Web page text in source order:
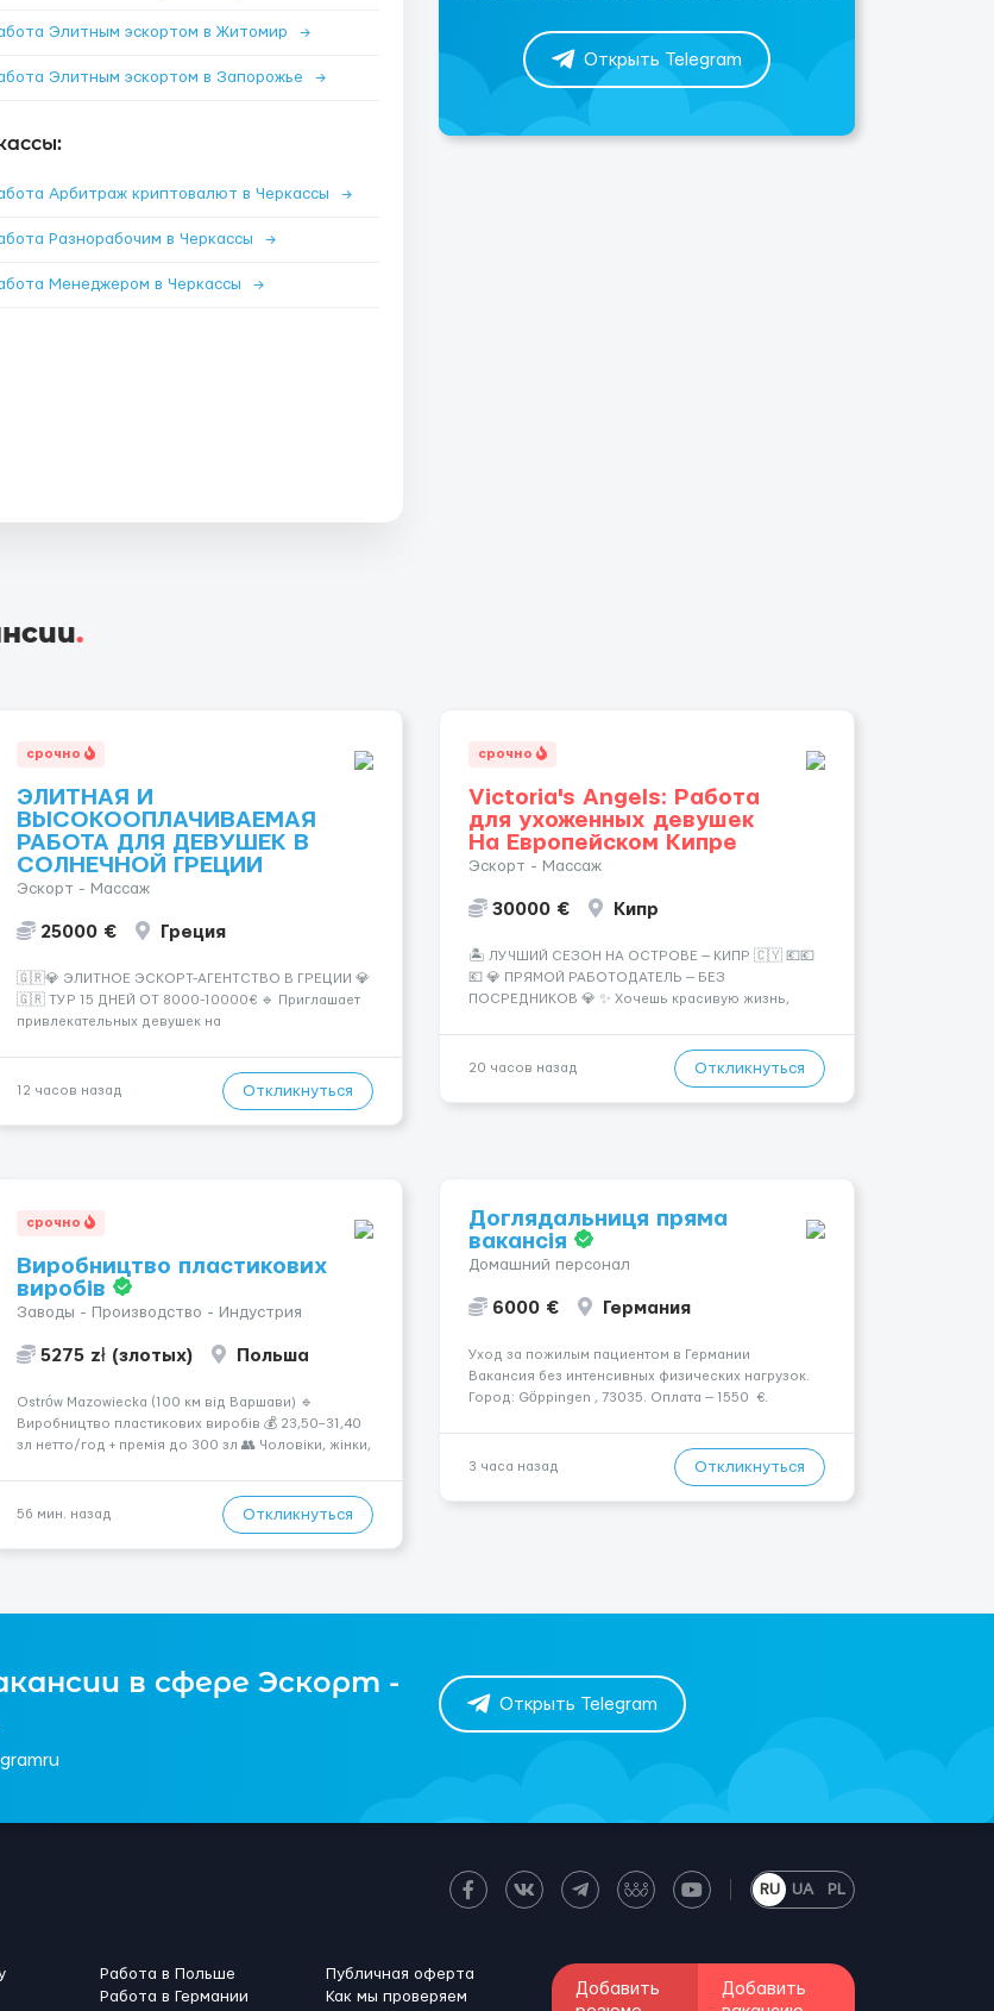
Элитным эскортом в Житомир →
Элитным эскортом в Запорожье →
Арбитраж криптовалют в Черкассы →
Разнорабочим в Черкассы →
Менеджером в Черкассы →
Открыть Telegram
.
срочно
ЭЛИТНАЯ И
ВЫСОКООПЛАЧИВАЕМАЯ
РАБОТА ДЛЯ ДЕВУШЕК В
СОЛНЕЧНОЙ ГРЕЦИИ
Эскорт - Массаж
25000 € Греция
🇬🇷💎 ЭЛИТНОЕ ЭСКОРТ-АГЕНТСТВО В ГРЕЦИИ 💎
🇬🇷 ТУР 15 ДНЕЙ ОТ 8000-10000€ 🔹 Приглашает
привлекательных девушек на
хорошие деньги 💶 — это предложение для тебя! 🔹
12 часов назад Откликнуться
срочно
Victoria's Angels: Работа
для ухоженных девушек
На Европейском Кипре
Эскорт - Массаж
30000 € Кипр
🏝️ ЛУЧШИЙ СЕЗОН НА ОСТРОВЕ — КИПР 🇨🇾 💶💶
💶 💎 ПРЯМОЙ РАБОТОДАТЕЛЬ — БЕЗ
ПОСРЕДНИКОВ 💎 ✨ Хочешь красивую жизнь,
— Опытная команда с годами практики —
Стабильный поток клиентов (без ...
20 часов назад Откликнуться
срочно
Виробництво пластикових
виробів
Заводы - Производство - Индустрия
5275 zł (злотых) Польша
Ostrów Mazowiecka (100 км від Варшави) 🔹
Виробництво пластикових виробів 💰 23,50–31,40
зл нетто/год + премія до 300 зл 👥 Чоловіки, жінки,
— 400 зл. 📦 Обов...
56 мин. назад Откликнуться
Доглядальниця пряма
вакансія
Домашний персонал
6000 € Германия
Уход за пожилым пациентом в Германии
Вакансия без интенсивных физических нагрузок.
Город: Göppingen , 73035. Оплата — 1550 €.
Початкова стадія деменції. Ночной уход: ...
3 часа назад Откликнуться
в сфере Эскорт -
Открыть Telegram
RU UA PL
Работа в Польше
Работа в Германии
Публичная оферта
Как мы проверяем
Добавить
Добавить